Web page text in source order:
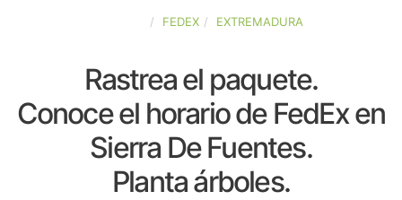
FEDEX EXTREMADURA
Rastrea el paquete.
Conoce el horario de FedEx en
Sierra De Fuentes.
Planta árboles.